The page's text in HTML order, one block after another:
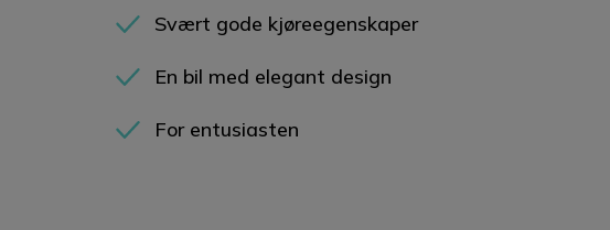
Svært gode kjøreegenskaper
En bil med elegant design
For entusiasten